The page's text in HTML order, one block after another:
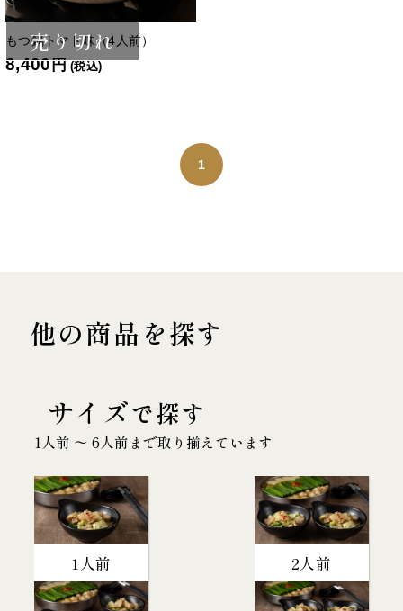
売り切れ
もつ鍋トマト味（4人前）
8,400円 (税込)
1
他の商品を探す
サイズで探す
1人前 〜 6人前まで取り揃えています
1人前 2人前